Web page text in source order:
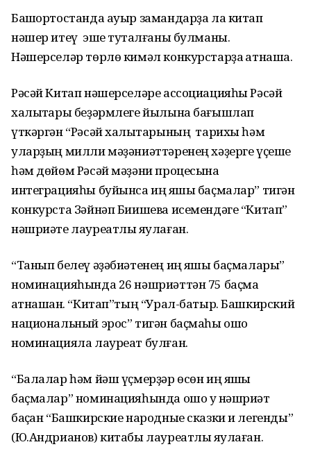
Башҡортостанда ауыр замандарҙа ла китап
нәшер итеү эше туҡталғаны булманы.
Нәшерселәр төрлө кимәл конкурстарҙа ҡатнаша.
Рәсәй Китап нәшерселәре ассоциацияһы Рәсәй
халыҡтары беҙәрмлеге йылына бағышлап
үткәргән “Рәсәй халыҡтарының тарихы һәм
уларҙың милли мәҙәниәттәренең хәҙерге үҫеше
һәм дөйөм Рәсәй мәҙәни процесына
интеграцияһы буйынса иң яҡшы баҫмалар” тигән
конкурста Зәйнәп Биишева исемендәге “Китап”
нәшриәте лауреатлыҡ яулаған.
“Танып белеү әҙәбиәтенең иң яҡшы баҫмалары”
номинацияһында 26 нәшриәттән 75 баҫма
ҡатнашҡан. “Китап”тың “Урал-батыр. Башкирский
национальный эрос” тигән баҫмаһы ошо
номинацияла лауреат булған.
“Балалар һәм йәш үҫмерҙәр өсөн иң яҡшы
баҫмалар” номинацияһында ошо уҡ нәшриәт
баҫҡан “Башкирские народные сказки и легенды”
(Ю.Андрианов) китабы лауреатлыҡ яулаған.